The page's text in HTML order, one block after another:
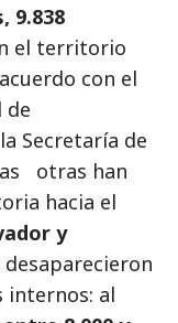
9.838
el territorio
con el
de
Secretaría de
otras han
hacia el
y
internos: al